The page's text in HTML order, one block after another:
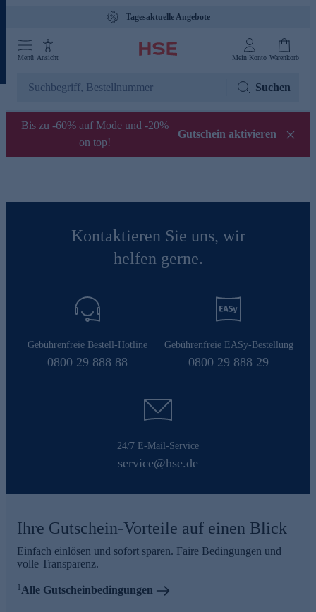
Tagesaktuelle Angebote
Menü Ansicht Mein Konto Warenkorb
Suchen
Bis zu -60% auf Mode und -20%
on top!
Gutschein aktivieren
Kontaktieren Sie uns, wir
helfen gerne.
Gebührenfreie Bestell-Hotline
0800 29 888 88
Gebührenfreie EASy-Bestellung
0800 29 888 29
24/7 E-Mail-Service
service@hse.de
Ihre Gutschein-Vorteile auf einen Blick
Einfach einlösen und sofort sparen. Faire Bedingungen und
volle Transparenz.
1Alle Gutscheinbedingungen